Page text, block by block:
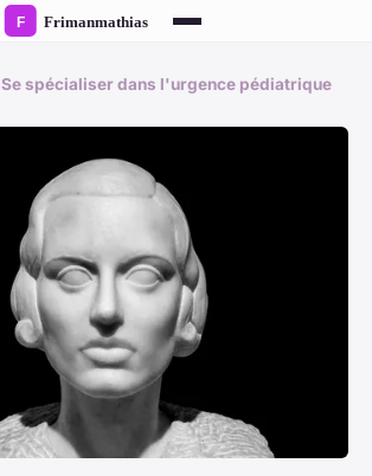
Se spécialiser dans l'urgence pédiatrique